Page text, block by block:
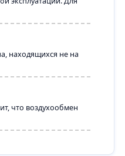
находящихся не на
что воздухообмен